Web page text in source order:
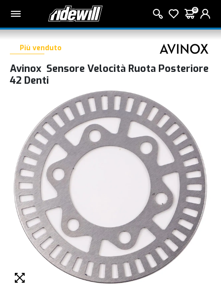
0
Più venduto
Avinox Sensore Velocità Ruota Posteriore
42 Denti